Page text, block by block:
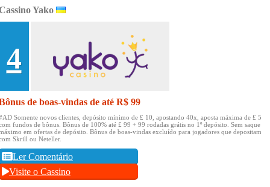
Yako
4
de boas-vindas de até R$ 99
Somente novos clientes, depósito mínimo de £ 10, apostando 40x, aposta máxima de £ 5
fundos de bônus. Bônus de 100% até £ 99 + 99 rodadas grátis no 1º depósito. Sem saque
em ofertas de depósito. Bônus de boas-vindas excluído para jogadores que depositam
Skrill ou Neteller.
Ler Comentário
Visite o Cassino